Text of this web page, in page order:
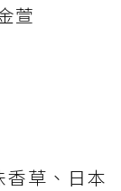
萱
草、日本